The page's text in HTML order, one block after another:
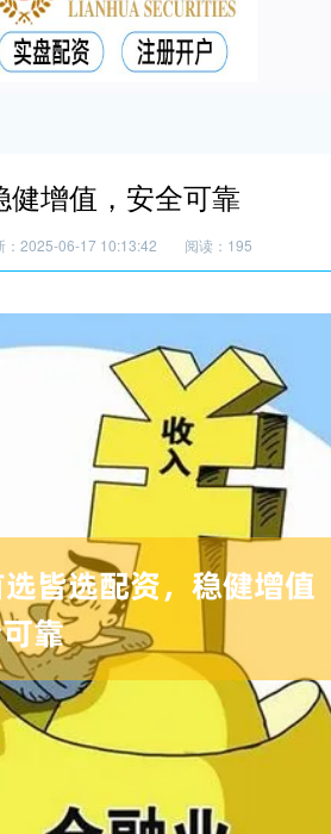
增值，安全可靠
：2025-06-17 10:13:42 阅读：195